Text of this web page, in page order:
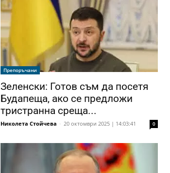
Препоръчани
Зеленски: Готов съм да посетя
Будапеща, ако се предложи
тристранна среща...
Николета Стойчева - 20 октомври 2025 | 14:03:41 0